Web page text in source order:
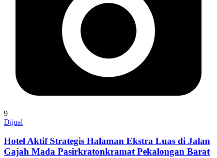
9
Dijual
Hotel Aktif Strategis Halaman Ekstra Luas di Jalan
Gajah Mada Pasirkratonkramat Pekalongan Barat